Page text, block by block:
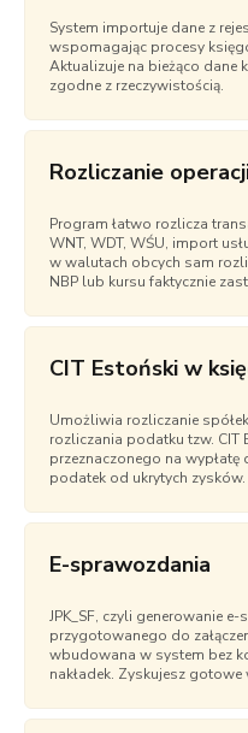
System importuje dane z
wspomagając procesy
Aktualizuje na bieżąco dane
zgodne z rzeczywistością.
Rozliczanie
Program łatwo rozlicza
WNT, WDT, WŚU, import usług, VAT-OSS.
w walutach obcych sam
NBP lub kursu faktycznie
CIT Estoński w
Umożliwia rozliczanie
rozliczania podatku tzw. CIT Estoński. Wylicza,
przeznaczonego na
podatek od ukrytych zysków.
E-sprawozdania
JPK_SF, czyli generowanie
przygotowanego do załączenia w
wbudowana w system bez
nakładek. Zyskujesz